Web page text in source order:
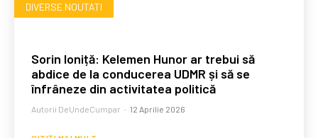
DIVERSE NOUTATI
Sorin Ioniță: Kelemen Hunor ar trebui să
abdice de la conducerea UDMR și să se
înfrâneze din activitatea politică
Autorii DeUndeCumpar - 12 Aprilie 2026